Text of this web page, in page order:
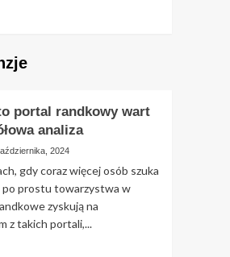
portal randkowy wart
analiza
2024
gdy coraz więcej osób szuka
po prostu towarzystwa w
zyskują na
z takich portali,...